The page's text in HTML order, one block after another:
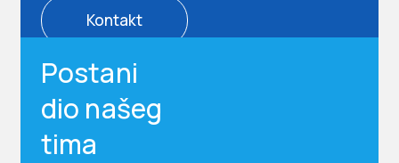
Kontakt
Postani
dio našeg
tima